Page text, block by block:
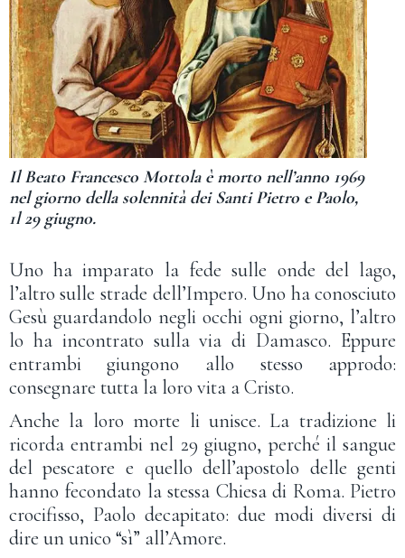
Il Beato Francesco Mottola è morto nell’anno 1969
nel giorno della solennità dei Santi Pietro e Paolo,
1l 29 giugno.
Uno ha imparato la fede sulle onde del lago,
l’altro sulle strade dell’Impero. Uno ha conosciuto
Gesù guardandolo negli occhi ogni giorno, l’altro
lo ha incontrato sulla via di Damasco. Eppure
entrambi giungono allo stesso approdo:
consegnare tutta la loro vita a Cristo.
Anche la loro morte li unisce. La tradizione li
ricorda entrambi nel 29 giugno, perché il sangue
del pescatore e quello dell’apostolo delle genti
hanno fecondato la stessa Chiesa di Roma. Pietro
crocifisso, Paolo decapitato: due modi diversi di
dire un unico “sì” all’Amore.